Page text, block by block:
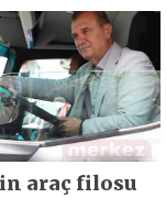
araç filosu